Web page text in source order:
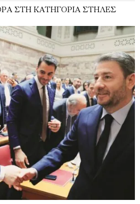
ΣΤΗ ΚΑΤΗΓΟΡΊΑ ΣΤΉΛΕΣ